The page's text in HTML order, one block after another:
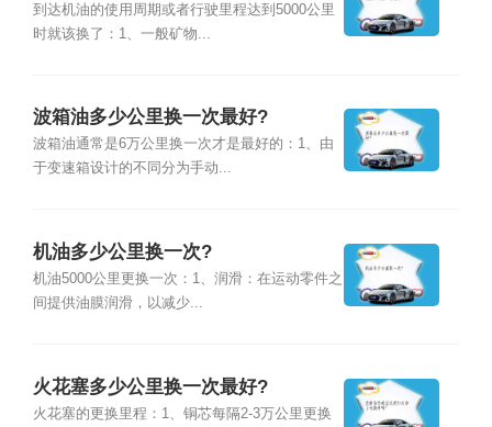
到达机油的使用周期或者行驶里程达到5000公里
时就该换了：1、一般矿物...
波箱油多少公里换一次最好?
波箱油通常是6万公里换一次才是最好的：1、由
于变速箱设计的不同分为手动...
机油多少公里换一次?
机油5000公里更换一次：1、润滑：在运动零件之
间提供油膜润滑，以减少...
火花塞多少公里换一次最好?
火花塞的更换里程：1、铜芯每隔2-3万公里更换